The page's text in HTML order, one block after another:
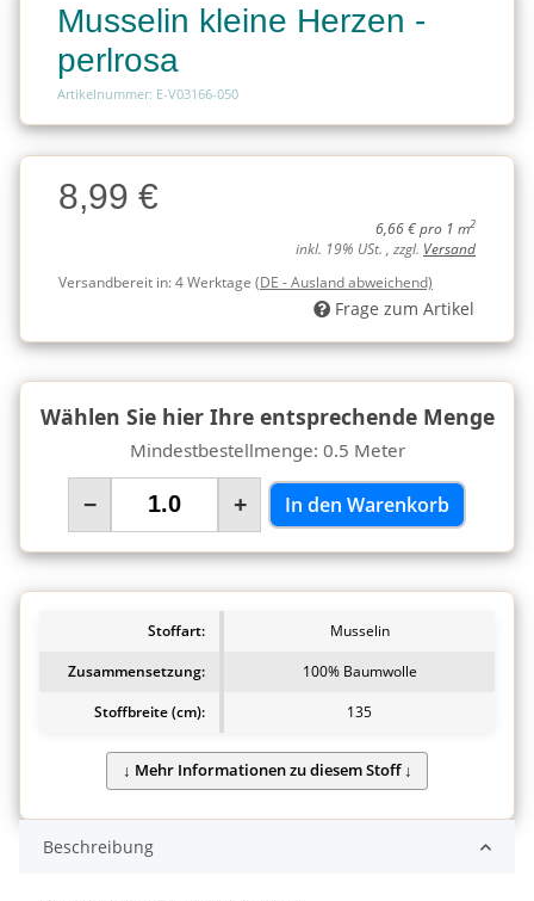
Musselin kleine Herzen -
perlrosa
Artikelnummer: E-V03166-050
Charge
Charge8,99 €
6,66 € pro 1 m2
inkl. 19% USt. , zzgl. Versand
Versandbereit in:4 Werktage (DE - Ausland abweichend)
Frage zum Artikel
Wählen Sie hier Ihre entsprechende Menge
Mindestbestellmenge: 0.5 Meter
− + In den Warenkorb
Stoffart:
Musselin
Zusammensetzung:
100% Baumwolle
Stoffbreite (cm):
135
Beschreibung